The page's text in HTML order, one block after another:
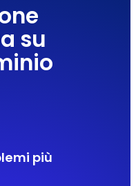
su
più